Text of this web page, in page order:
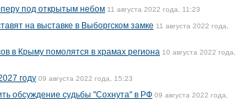
под открытым небом 11 августа 2022 года, 11:23
на выставке в Выборгском замке 11 августа 2022 года,
в Крыму помолятся в храмах региона 10 августа 2022 года,
году 09 августа 2022 года, 15:23
обсуждение судьбы "Сохнута" в РФ 09 августа 2022 года,